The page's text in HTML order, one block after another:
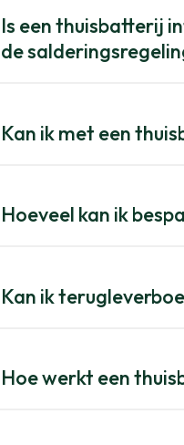
Is een thuisbatterij
de
Kan ik met een
Hoeveel kan ik
Kan ik
Hoe werkt een